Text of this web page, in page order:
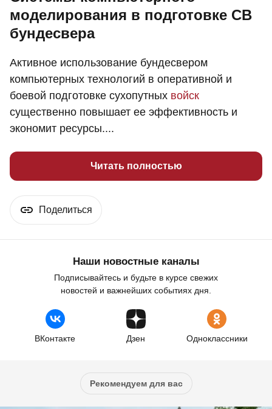
моделирования в подготовке СВ
бундесвера
Активное использование бундесвером
компьютерных технологий в оперативной и
боевой подготовке сухопутных войск
существенно повышает ее эффективность и
экономит ресурсы....
Читать полностью
Поделиться
Наши новостные каналы
Подписывайтесь и будьте в курсе свежих
новостей и важнейших событиях дня.
ВКонтакте Дзен Одноклассники
Рекомендуем для вас